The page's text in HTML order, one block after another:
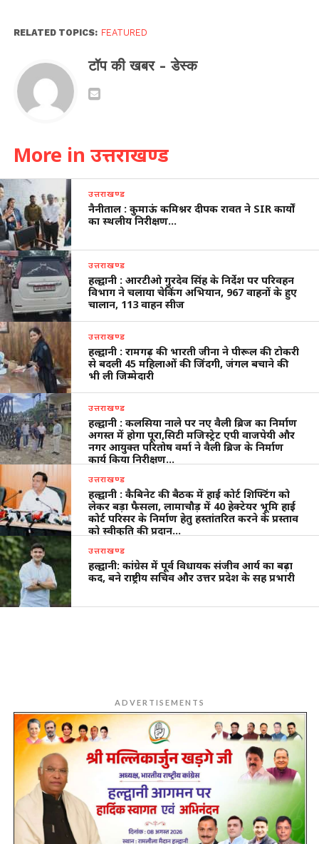
RELATED TOPICS: FEATURED
टॉप की खबर - डेस्क
More in उत्तराखण्ड
उत्तराखण्ड
नैनीताल : कुमाऊं कमिश्नर दीपक रावत ने SIR कार्यों
का स्थलीय निरीक्षण…
उत्तराखण्ड
हल्द्वानी : आरटीओ गुरदेव सिंह के निर्देश पर परिवहन
विभाग ने चलाया चेकिंग अभियान, 967 वाहनों के हुए
चालान, 113 वाहन सीज
उत्तराखण्ड
हल्द्वानी : रामगढ़ की भारती जीना ने पीरूल की टोकरी
से बदली 45 महिलाओं की जिंदगी, जंगल बचाने की
भी ली जिम्मेदारी
उत्तराखण्ड
हल्द्वानी : कलसिया नाले पर नए वैली ब्रिज का निर्माण
अगस्त में होगा पूरा,सिटी मजिस्ट्रेट एपी वाजपेयी और
नगर आयुक्त परितोष वर्मा ने वैली ब्रिज के निर्माण
कार्य किया निरीक्षण…
उत्तराखण्ड
हल्द्वानी : कैबिनेट की बैठक में हाई कोर्ट शिफ्टिंग को
लेकर बड़ा फैसला, लामाचौड़ में 40 हेक्टेयर भूमि हाई
कोर्ट परिसर के निर्माण हेतु हस्तांतरित करने के प्रस्ताव
को स्वीकृति की प्रदान…
उत्तराखण्ड
हल्द्वानी: कांग्रेस में पूर्व विधायक संजीव आर्य का बढ़ा
कद, बने राष्ट्रीय सचिव और उत्तर प्रदेश के सह प्रभारी
ADVERTISEMENTS